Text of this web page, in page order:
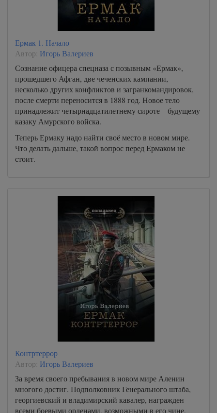
Ермак 1. Начало
Автор: Игорь Валериев
Сознание офицера спецназа с позывным «Ермак»,
прошедшего Афган, две чеченских кампании,
несколько других конфликтов и загранкомандировок,
после смерти переносится в 1888 год. Новое тело
принадлежит четырнадцатилетнему сироте – будущему
казаку Амурского войска.
Теперь Ермаку надо найти своё место в новом мире.
Что делать дальше, такой вопрос перед Ермаком не
стоит.
Контртеррор
Автор: Игорь Валериев
За время своего пребывания в новом мире Аленин
многого достиг. Подполковник Генерального штаба,
георгиевский и владимирский кавалер, награжден
всеми боевыми орденами, возможными в его чине,